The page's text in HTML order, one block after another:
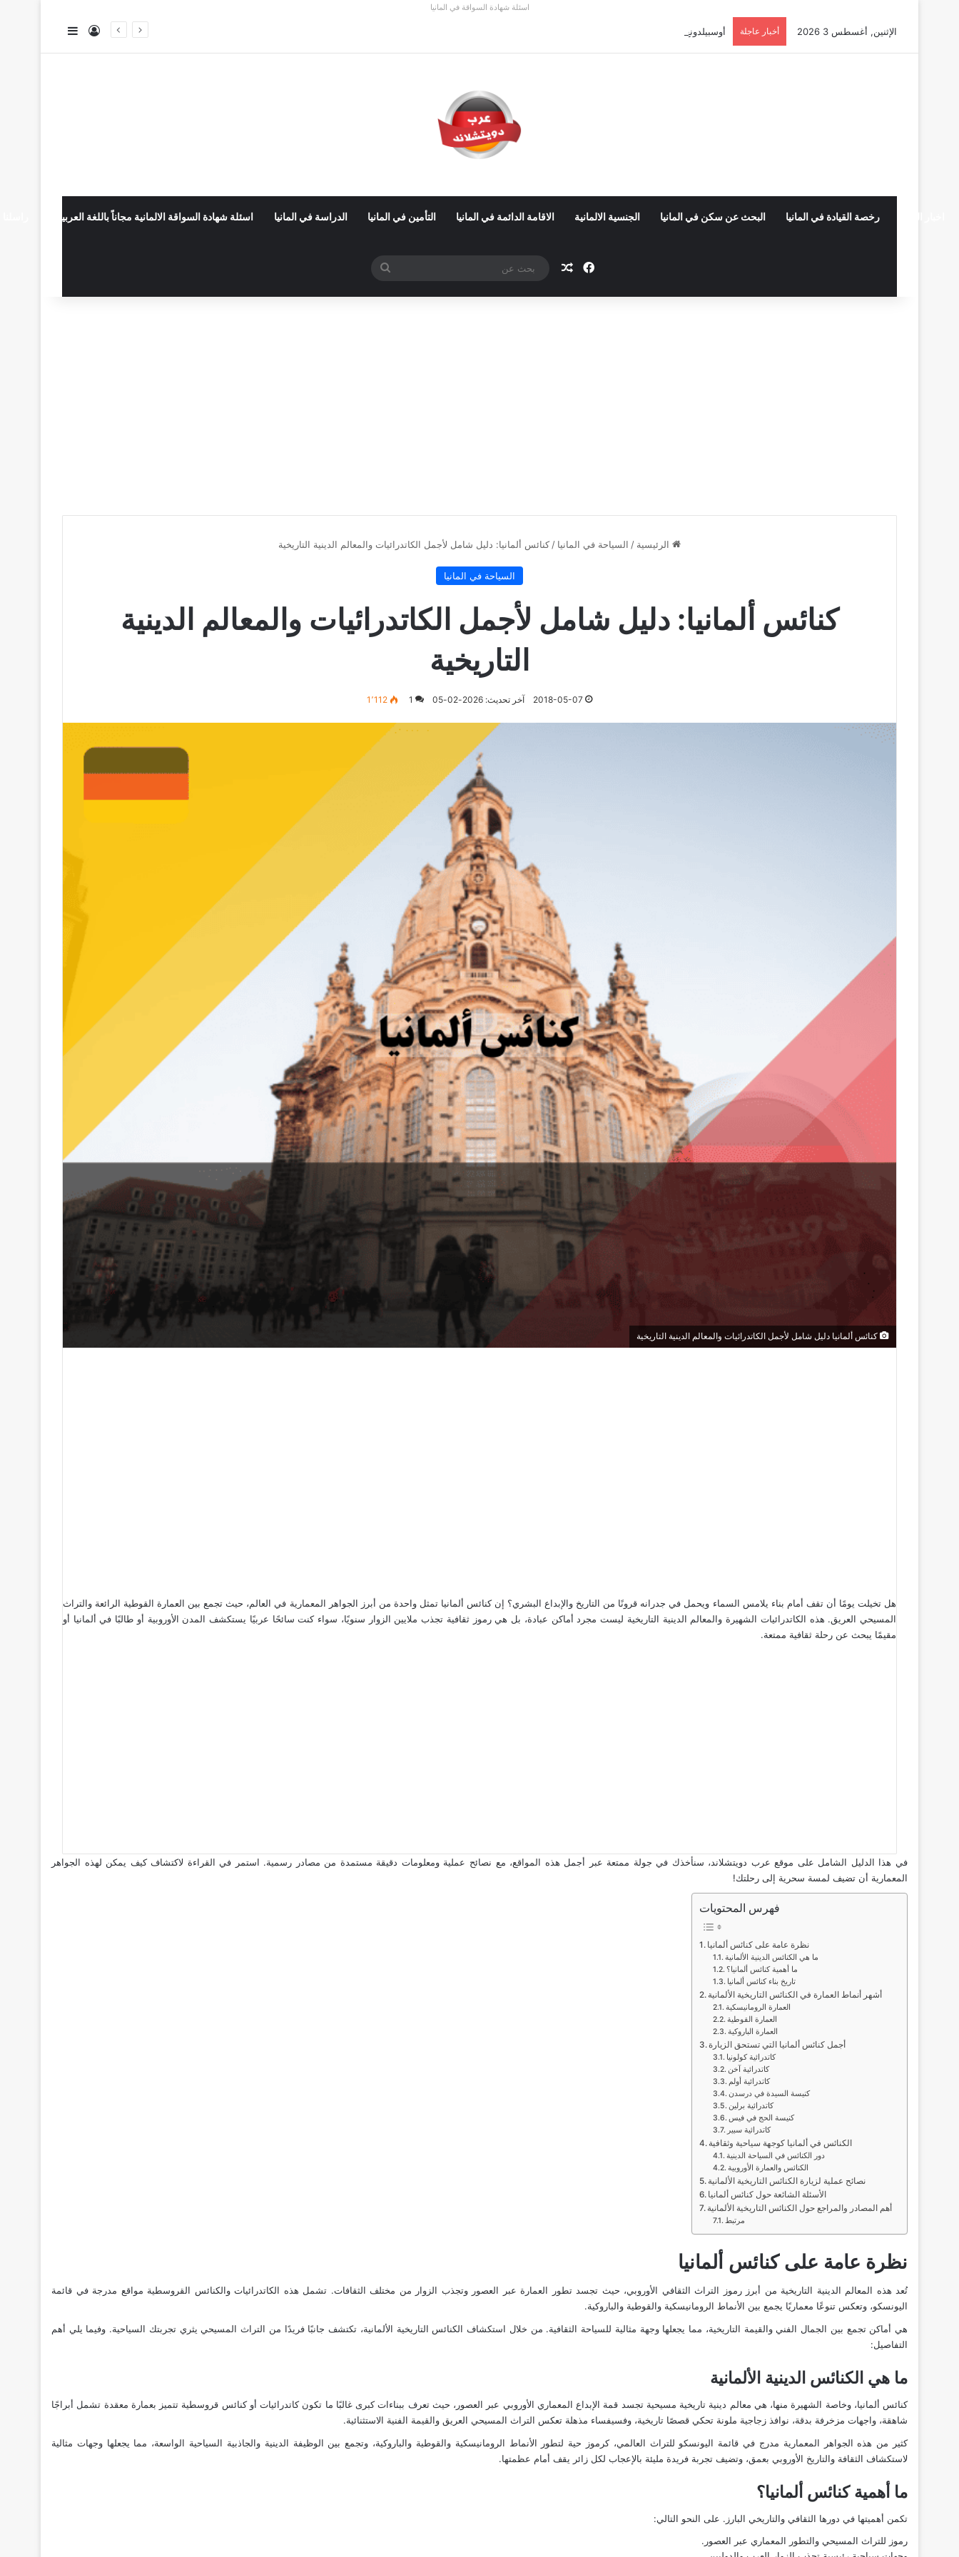
اسئلة شهادة السواقة في المانيا
الإثنين, أغسطس 3 2026 أخبار عاجلة أوسبيلدونغ تبريد مراكز البيانات في ألمانيا 2026: الأجور والشروط تسجيل الدخول
رخصة القيادة في المانيا البحث عن سكن في المانيا الجنسية الالمانية الاقامة الدائمة في المانيا التأمين في المانيا الدراسة في المانيا اسئلة شهادة السواقة الالمانية مجاناً باللغة العربية
فيسبوكمقال عشوائي
الرئيسية / السياحة في المانيا / كنائس ألمانيا: دليل شامل لأجمل الكاتدرائيات والمعالم الدينية التاريخية
السياحة في المانيا
كنائس ألمانيا: دليل شامل لأجمل الكاتدرائيات والمعالم الدينية
التاريخية
2018-05-07 آخر تحديث: 2026-02-05 1 1٬112
كنائس ألمانيا دليل شامل لأجمل الكاتدرائيات والمعالم الدينية التاريخية
هل تخيلت يومًا أن تقف أمام بناء يلامس السماء ويحمل في جدرانه قرونًا من التاريخ والإبداع البشري؟ إن كنائس ألمانيا تمثل واحدة من أبرز الجواهر المعمارية في العالم، حيث تجمع بين العمارة القوطية الرائعة والتراث
المسيحي العريق. هذه الكاتدرائيات الشهيرة والمعالم الدينية التاريخية ليست مجرد أماكن عبادة، بل هي رموز ثقافية تجذب ملايين الزوار سنويًا، سواء كنت سائحًا عربيًا يستكشف المدن الأوروبية أو طالبًا في ألمانيا أو
مقيمًا يبحث عن رحلة ثقافية ممتعة.
في هذا الدليل الشامل على موقع عرب دويتشلاند، سنأخذك في جولة ممتعة عبر أجمل هذه المواقع، مع نصائح عملية ومعلومات دقيقة مستمدة من مصادر رسمية. استمر في القراءة لاكتشاف كيف يمكن لهذه الجواهر
المعمارية أن تضيف لمسة سحرية إلى رحلتك!
فهرس المحتويات
نظرة عامة على كنائس ألمانيا
ما هي الكنائس الدينية الألمانية
ما أهمية كنائس ألمانيا؟
تاريخ بناء كنائس ألمانيا
أشهر أنماط العمارة في الكنائس التاريخية الألمانية
العمارة الرومانيسكية
العمارة القوطية
العمارة الباروكية
أجمل كنائس ألمانيا التي تستحق الزيارة
كاتدرائية كولونيا
كاتدرائية آخن
كاتدرائية أولم
كنيسة السيدة في درسدن
كاتدرائية برلين
كنيسة الحج في فيس
كاتدرائية سبير
الكنائس في ألمانيا كوجهة سياحية وثقافية
دور الكنائس في السياحة الدينية
الكنائس والعمارة الأوروبية
نصائح عملية لزيارة الكنائس التاريخية الألمانية
الأسئلة الشائعة حول كنائس ألمانيا
أهم المصادر والمراجع حول الكنائس التاريخية الألمانية
مرتبط
نظرة عامة على كنائس ألمانيا
تُعد هذه المعالم الدينية التاريخية من أبرز رموز التراث الثقافي الأوروبي، حيث تجسد تطور العمارة عبر العصور وتجذب الزوار من مختلف الثقافات. تشمل هذه الكاتدرائيات والكنائس القروسطية مواقع مدرجة في قائمة
اليونسكو، وتعكس تنوعًا معماريًا يجمع بين الأنماط الرومانيسكية والقوطية والباروكية.
هي أماكن تجمع بين الجمال الفني والقيمة التاريخية، مما يجعلها وجهة مثالية للسياحة الثقافية. من خلال استكشاف الكنائس التاريخية الألمانية، تكتشف جانبًا فريدًا من التراث المسيحي يثري تجربتك السياحية. وفيما يلي أهم
التفاصيل:
ما هي الكنائس الدينية الألمانية
كنائس ألمانيا، وخاصة الشهيرة منها، هي معالم دينية تاريخية مسيحية تجسد قمة الإبداع المعماري الأوروبي عبر العصور، حيث تعرف ببناءات كبرى غالبًا ما تكون كاتدرائيات أو كنائس قروسطية تتميز بعمارة معقدة تشمل أبراجًا
شاهقة، واجهات مزخرفة بدقة، نوافذ زجاجية ملونة تحكي قصصًا تاريخية، وفسيفساء مذهلة تعكس التراث المسيحي العريق والقيمة الفنية الاستثنائية.
كثير من هذه الجواهر المعمارية مدرج في قائمة اليونسكو للتراث العالمي، كرموز حية لتطور الأنماط الرومانيسكية والقوطية والباروكية، وتجمع بين الوظيفة الدينية والجاذبية السياحية الواسعة، مما يجعلها وجهات مثالية
لاستكشاف الثقافة والتاريخ الأوروبي بعمق، وتضيف تجربة فريدة مليئة بالإعجاب لكل زائر يقف أمام عظمتها.
ما أهمية كنائس ألمانيا؟
تكمن أهميتها في دورها الثقافي والتاريخي البارز. على النحو التالي:
رموز للتراث المسيحي والتطور المعماري عبر العصور.